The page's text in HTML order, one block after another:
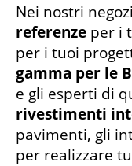
Nei nostri
referenze per i
per i tuoi
gamma per le
e gli esperti di
rivestimenti
pavimenti, gli
per realizzare